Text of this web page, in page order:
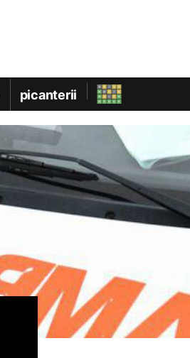
picanterii